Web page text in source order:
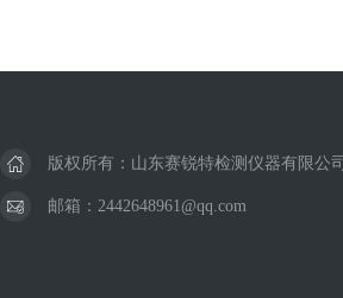
版权所有：山东赛锐特检测仪器有限公司
邮箱：2442648961@qq.com